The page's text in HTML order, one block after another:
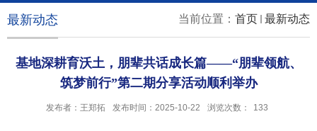
当前位置： 首页 最新动态
最新动态
基地深耕育沃土，朋辈共话成长篇——“朋辈领航、
筑梦前行”第二期分享活动顺利举办
发布者：王郑拓 发布时间：2025-10-22 浏览次数： 133